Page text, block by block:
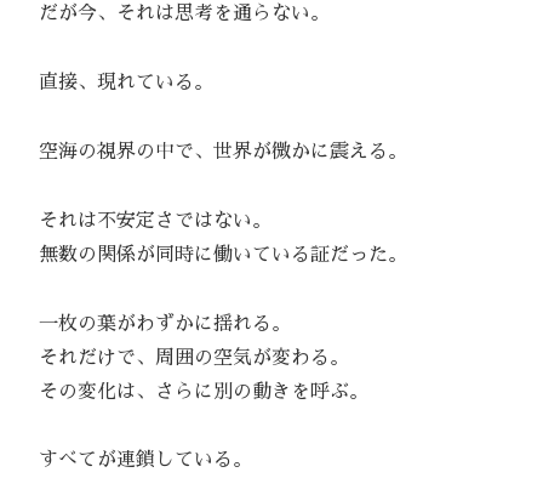
だが今、それは思考を通らない。
直接、現れている。
空海の視界の中で、世界が微かに震える。
それは不安定さではない。
無数の関係が同時に働いている証だった。
一枚の葉がわずかに揺れる。
それだけで、周囲の空気が変わる。
その変化は、さらに別の動きを呼ぶ。
すべてが連鎖している。